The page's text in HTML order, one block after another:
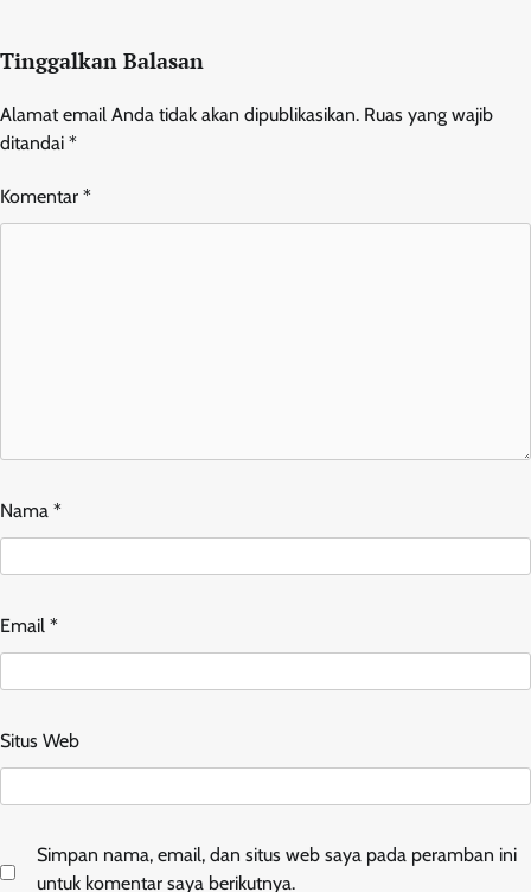
Tinggalkan Balasan
Alamat email Anda tidak akan dipublikasikan. Ruas yang wajib
ditandai *
Komentar *
Nama *
Email *
Situs Web
Simpan nama, email, dan situs web saya pada peramban ini
untuk komentar saya berikutnya.